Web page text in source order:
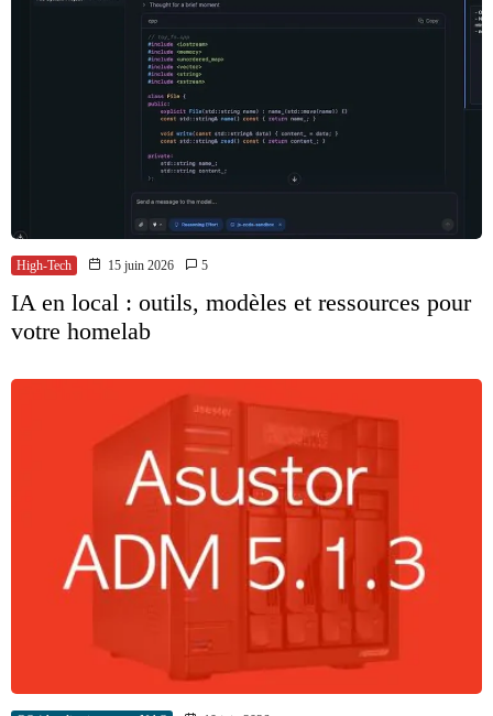
High-Tech 15 juin 2026 5
IA en local : outils, modèles et ressources pour
votre homelab